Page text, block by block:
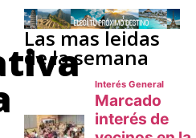
Las mas leidas
de la semana